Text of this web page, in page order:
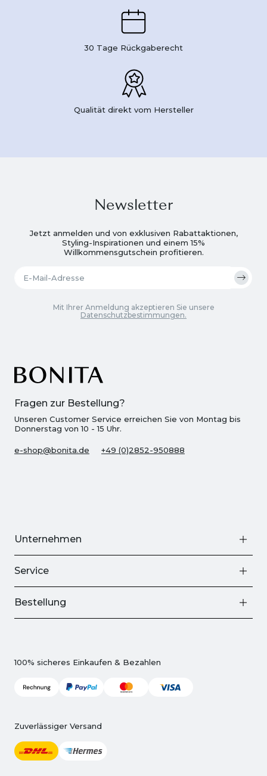
30 Tage Rückgaberecht
Qualität direkt vom Hersteller
Fragen zur Bestellung?
Unseren Customer Service erreichen Sie von Montag bis
Donnerstag von 10 - 15 Uhr.
e-shop@bonita.de +49 (0)2852-950888
Newsletter
Jetzt anmelden und von exklusiven Rabattaktionen,
Styling-Inspirationen und einem 15%
Willkommensgutschein profitieren.
Mit Ihrer Anmeldung akzeptieren Sie unsere
Datenschutzbestimmungen.
Unternehmen
Service
Bestellung
100% sicheres Einkaufen & Bezahlen
Zuverlässiger Versand